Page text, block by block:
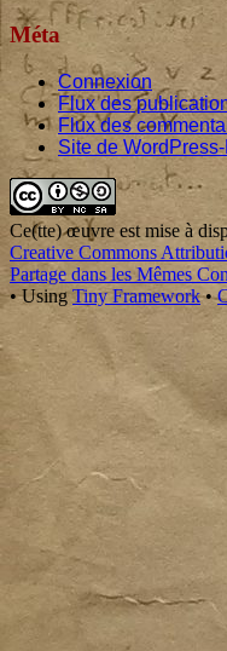
Méta
Connexion
Flux des
Flux des
Site de
Footer
Content
Ce(tte)œuvre est mise à
Creative Commons
Partage dans les Mêmes
•UsingTiny Framework •